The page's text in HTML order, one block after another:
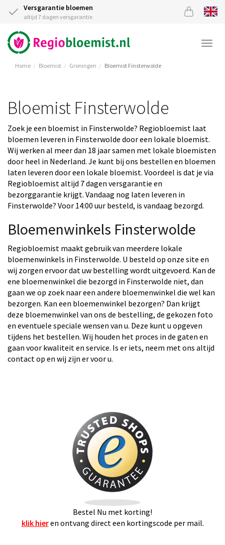
Versgarantie bloemen
altijd 7 dagen versgarantie
Home Bloemist Groningen Bloemist Finsterwolde
Bloemist Finsterwolde
Zoek je een bloemist in Finsterwolde? Regiobloemist laat
bloemen leveren in Finsterwolde door een lokale bloemist.
Wij werken al meer dan 18 jaar samen met lokale bloemisten
door heel in Nederland. Je kunt bij ons bestellen en bloemen
laten leveren door een lokale bloemist. Voordeel is dat je via
Regiobloemist altijd 7 dagen versgarantie en
bezorggarantie krijgt. Vandaag nog laten leveren in
Finsterwolde? Voor 14:00 uur besteld, is vandaag bezorgd.
Bloemenwinkels Finsterwolde
Regiobloemist maakt gebruik van meerdere lokale
bloemenwinkels in Finsterwolde. U besteld op onze site en
wij zorgen ervoor dat uw bestelling wordt uitgevoerd. Kan de
ene bloemenwinkel die bezorgd in Finsterwolde niet, dan
gaan we op zoek naar een andere bloemenwinkel die wel kan
bezorgen. Kan een bloemenwinkel bezorgen? Dan krijgt
deze bloemenwinkel van ons de bestelling, de gekozen foto
en eventuele speciale wensen van u. Deze kunt u opgeven
tijdens het bestellen. Wij houden het proces in de gaten en
gaan voor kwaliteit en service. Is er iets, neem met ons altijd
contact op en wij zijn er voor u.
Bestel Nu met korting!
klik hieren ontvang direct een kortingscode per mail.